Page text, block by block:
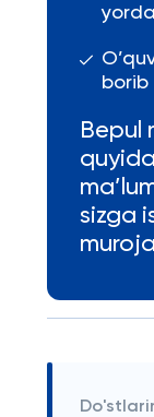
borib
Bepul
sizga